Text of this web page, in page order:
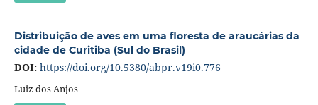
Distribuição de aves em uma floresta de araucárias da
cidade de Curitiba (Sul do Brasil)
DOI: https://doi.org/10.5380/abpr.v19i0.776
Luiz dos Anjos